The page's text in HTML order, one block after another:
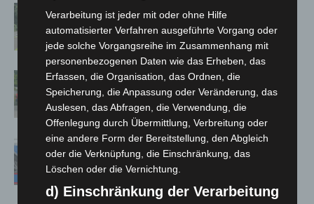
Brand im „Haus der Begegnung“ in
Neuwarmbüchen schnell eingedämmt
Region Hannover: 21 neue
Notfallsanitäter starten beim Roten
Kreuz
Mann läuft mit Hockeyschläger über
A7 – Polizei sucht Zeugen
Verarbeitung ist jeder mit oder ohne Hilfe
automatisierter Verfahren ausgeführte Vorgang oder
jede solche Vorgangsreihe im Zusammenhang mit
personenbezogenen Daten wie das Erheben, das
Erfassen, die Organisation, das Ordnen, die
Speicherung, die Anpassung oder Veränderung, das
Auslesen, das Abfragen, die Verwendung, die
Offenlegung durch Übermittlung, Verbreitung oder
eine andere Form der Bereitstellung, den Abgleich
oder die Verknüpfung, die Einschränkung, das
Löschen oder die Vernichtung.
d) Einschränkung der Verarbeitung